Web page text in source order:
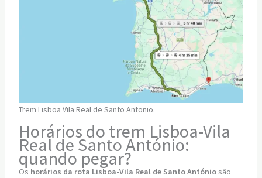
Trem Lisboa Vila Real de Santo Antonio.
Horários do trem Lisboa-Vila
Real de Santo António:
quando pegar?
Os horários da rota Lisboa-Vila Real de Santo Antóniosão